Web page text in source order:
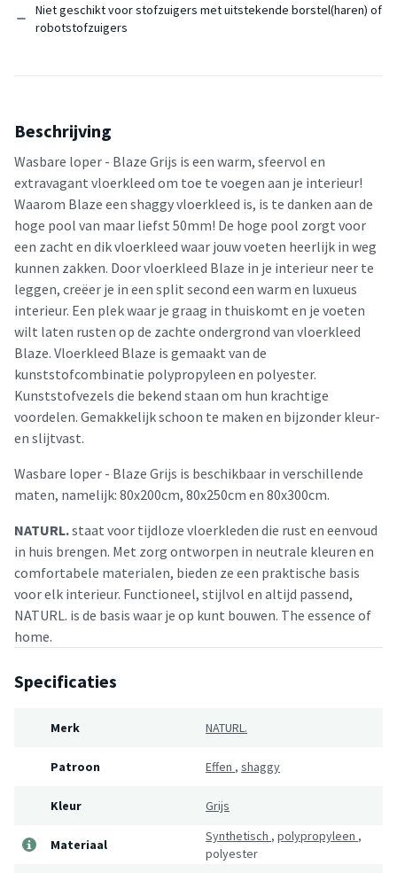
Niet geschikt voor stofzuigers met uitstekende borstel(haren) of
robotstofzuigers
Beschrijving
Wasbare loper - Blaze Grijs is een warm, sfeervol en
extravagant vloerkleed om toe te voegen aan je interieur!
Waarom Blaze een shaggy vloerkleed is, is te danken aan de
hoge pool van maar liefst 50mm! De hoge pool zorgt voor
een zacht en dik vloerkleed waar jouw voeten heerlijk in weg
kunnen zakken. Door vloerkleed Blaze in je interieur neer te
leggen, creëer je in een split second een warm en luxueus
interieur. Een plek waar je graag in thuiskomt en je voeten
wilt laten rusten op de zachte ondergrond van vloerkleed
Blaze. Vloerkleed Blaze is gemaakt van de
kunststofcombinatie polypropyleen en polyester.
Kunststofvezels die bekend staan om hun krachtige
voordelen. Gemakkelijk schoon te maken en bijzonder kleur-
en slijtvast.
Wasbare loper - Blaze Grijs is beschikbaar in verschillende
maten, namelijk: 80x200cm, 80x250cm en 80x300cm.
NATURL.staat voor tijdloze vloerkleden die rust en eenvoud
in huis brengen. Met zorg ontworpen in neutrale kleuren en
comfortabele materialen, bieden ze een praktische basis
voor elk interieur. Functioneel, stijlvol en altijd passend,
NATURL. is de basis waar je op kunt bouwen. The essence of
home.
Specificaties
Merk NATURL.
Patroon Effen , shaggy
Kleur Grijs
Materiaal
Synthetisch , polypropyleen ,
polyester